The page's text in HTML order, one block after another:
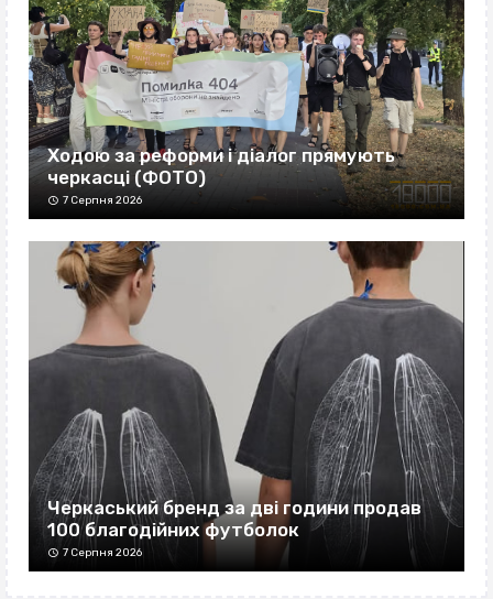
Ходою за реформи і діалог прямують
черкасці (ФОТО)
7 Серпня 2026
Черкаський бренд за дві години продав
100 благодійних футболок
7 Серпня 2026